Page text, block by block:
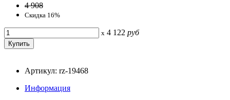
4 908
Скидка 16%
x 4 122 руб
Артикул: rz-19468
Информация